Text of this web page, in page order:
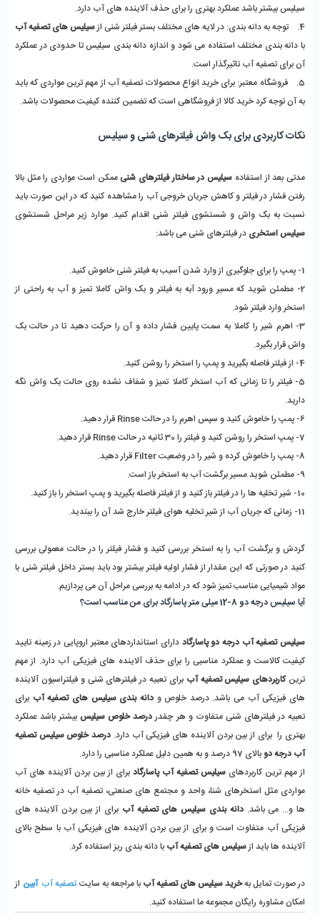
سیلیس بیشتر باشد عملکرد بهتری را برای حذف آلاینده های آب دارد.
4. توجه به دانه بندی: در لایه های مختلف بستر فیلتر شنی از
سیلیس های تصفیه آب
با دانه بندی مختلف استفاده می شود و اندازه دانه بندی سیلیس تا حدودی در عملکرد
آن برای تصفیه آب تاثیرگذار است.
5. فروشگاه معتبر: برای خرید انواع محصولات تصفیه آب از مهم ترین مواردی که باید
به آن توجه کرد خرید کالا از فروشگاهی است که تضمین کننده کیفیت محصولات باشد.
نکات کاربردی برای بک واش فیلترهای شنی و سیلیس
مدتی بعد از استفاده سیلیس در ساختار فیلترهای شنیممکن است مواردی را مثل بالا
رفتن فشار در فیلتر و کاهش جریان خروجی آب را مشاهده کنید که در این صورت باید
نسبت به بک واش و شستشوی فیلتر شنی اقدام کنید. موارد زیر مراحل شستشوی
سیلیس استخری در فیلترهای شنی می باشد:
1- پمپ را برای جلوگیری از وارد شدن آسیب به فیلتر شنی خاموش کنید.
2- مطمئن شوید که مسیر ورود آبه به فیلتر و بک واش کاملا تمیز و آب به راحتی از
استخر وارد فیلتر شود.
3- اهرم شیر را کاملا به سمت پایین فشار داده و آن را حرکت دهید تا در حالت بک
واش قرار بگیرد.
4- از فیلتر فاصله بگیرید و پمپ را استخر را روشن کنید.
5- فیلتر را تا زمانی که آب استخر کاملا تمیز و شفاف نشده روی حالت بک واش نگه
دارید.
6- پمپ را خاموش کنید و سپس اهرم را در حالت Rinse قرار دهید.
7- پمپ استخر را روشن کنید و فیلتر را 30 ثانیه در حالت Rinse قرار دهید.
8- پمپ را خاموش کرده و شیر را در وضعیت Filter قرار دهید.
9- مطمئن شوید مسیر برگشت آب به استخر باز است.
10- شیر تخلیه ها را در فیلتر باز کنید و از فیلتر فاصله بگیرید و پمپ استخر را باز کنید.
11- زمانی که جریان آب از شیر تخلیه هوای فیلتر خارج شد آن را ببندید.
گردش و برگشت آب را به استخر بررسی کنید و فشار فیلتر را در حالت معمولی بررسی
کنید در صورتی که این مقدار از فشار اولیه فیلتر بیشتر بود باید بستر داخل فیلتر شنی با
مواد شیمیایی مناسب تمیز شود که در ادامه به بررسی مراحل آن می پردازیم.
آیا سیلیس درجه دو 8-12 میلی متر پاسارگاد برای من مناسب است؟
سیلیس تصفیه آب درجه دو پاسارگاد دارای استانداردهای معتبر اروپایی در زمینه تایید
کیفیت کالاست و عملکرد مناسبی را برای حذف آلاینده های فیزیکی آب دارد. از مهم
ترینکاربردهای سیلیس تصفیه آب برای تعبیه در فیلترهای شنی و فیلتراسیون آلاینده
های فیزیکی آب می باشد. درصد خلوص و دانه بندی سیلیس های تصفیه آب برای
تعبیه در فیلترهای شنی متفاوت و هر چقدردرصد خلوص سیلیسبیشتر باشد عملکرد
بهتری را برای از بین بردن آلاینده های فیزیکی آب دارد. درصد خلوص سیلیس تصفیه
آب درجه دو بالای 97 درصد و به همین دلیل عملکرد مناسبی را دارد.
از مهم ترین کاربردهای سیلیس تصفیه آب پاسارگاد برای از بین بردن آلاینده های آب
مواردی مثل استخرهای شنا، واحد و مجتمع های صنعتی، تصفیه آب در تصفیه خانه
ها و... می باشد.دانه بندی سیلیس های تصفیه آب برای از بین بردن آلاینده های
فیزیکی آب متفاوت است و برای از بین بردن آلاینده های فیزیکی آب با سطح بالای
آلاینده ها باید ازسیلیس های تصفیه آب با دانه بندی ریز استفاده کرد.
در صورت تمایل بهخرید سیلیس های تصفیه آب با مراجعه به سایت تصفیه آب آبین از
امکان مشاوره رایگان مجموعه ما استفاده کنید.